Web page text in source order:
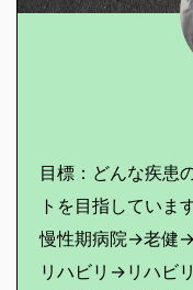
目標：どんな疾患
トを目指していま
慢性期病院→老健
リハビリ→リハビ